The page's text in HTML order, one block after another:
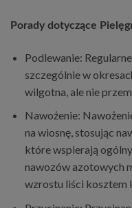
Porady dotyczące
Podlewanie:
szczególnie w
wilgotna, ale nie
Nawożenie:
na wiosnę, stosując
które wspierają
nawozów azotowych
wzrostu liści kosztem